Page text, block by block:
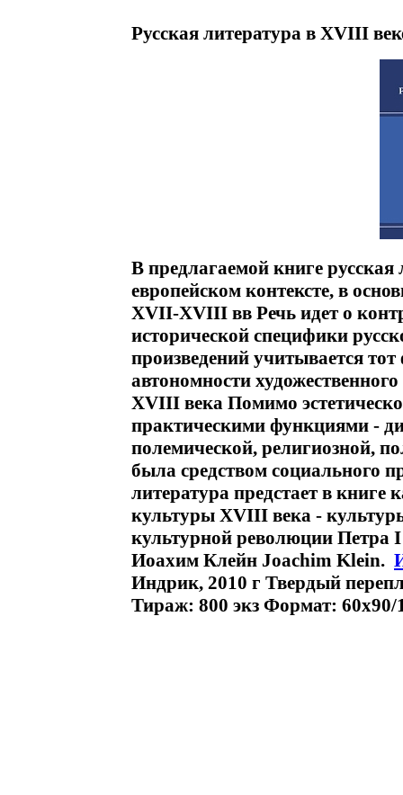
Русская литература в XVIII
В предлагаемой книге
европейском контексте, в
XVII-XVIII вв Речь идет о
исторической специфики
произведений учитывается
автономности
XVIII века Помимо
практическими функциями -
полемической, религиозной,
была средством социального
литература предстает в книге
культуры XVIII века -
культурной революции Петра
Иоахим Клейн Joachim Klein.
Индрик, 2010 г Твердый
Тираж: 800 экз Формат: 60x90/